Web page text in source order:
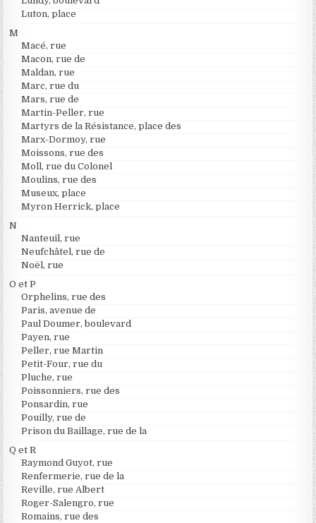
Luton, place
M
Macé, rue
Macon, rue de
Maldan, rue
Marc, rue du
Mars, rue de
Martin-Peller, rue
Martyrs de la Résistance, place des
Marx-Dormoy, rue
Moissons, rue des
Moll, rue du Colonel
Moulins, rue des
Museux, place
Myron Herrick, place
N
Nanteuil, rue
Neufchâtel, rue de
Noël, rue
O et P
Orphelins, rue des
Paris, avenue de
Paul Doumer, boulevard
Payen, rue
Peller, rue Martin
Petit-Four, rue du
Pluche, rue
Poissonniers, rue des
Ponsardin, rue
Pouilly, rue de
Prison du Baillage, rue de la
Q et R
Raymond Guyot, rue
Renfermerie, rue de la
Reville, rue Albert
Roger-Salengro, rue
Romains, rue des